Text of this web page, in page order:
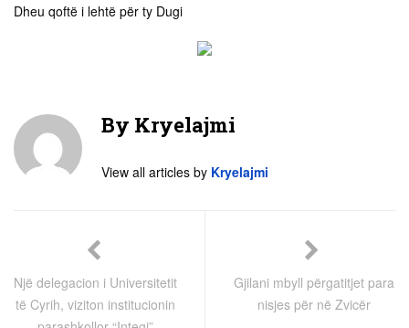
Dheu qoftë i lehtë për ty Dugi
By Kryelajmi
View all articles by Kryelajmi
Një delegacion i Universitetit
të Cyrih, viziton institucionin
Gjilani mbyll përgatitjet para
nisjes për në Zvicër